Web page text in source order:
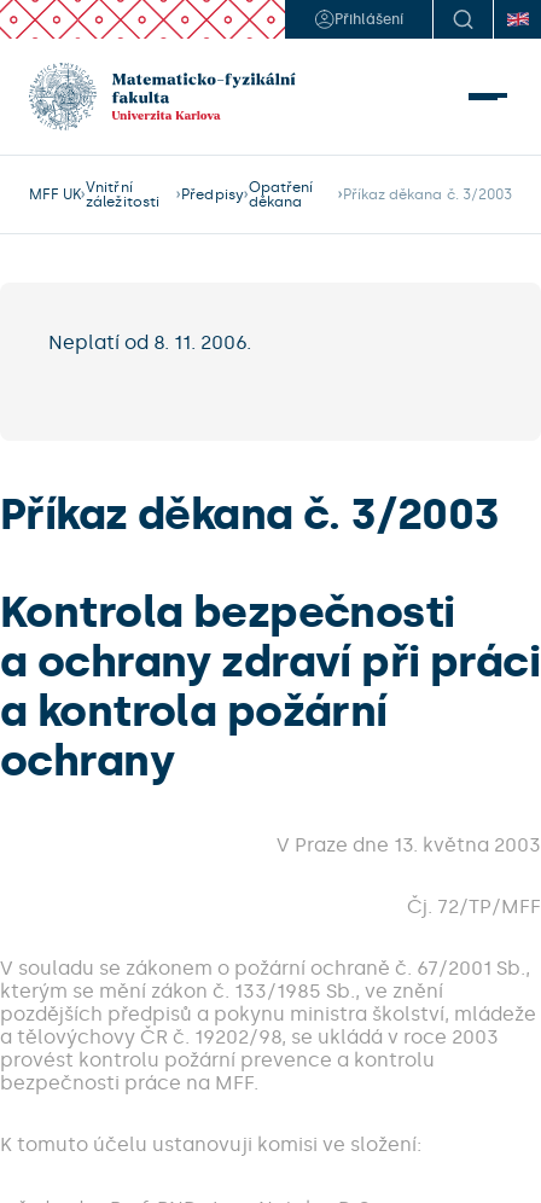
Přihlášení
MFF UK Vnitřní
záležitosti
Předpisy Opatření
děkana
Příkaz děkana č. 3/2003
Neplatí od 8. 11. 2006.
Příkaz děkana č. 3/2003
Kontrola bezpečnosti
a ochrany zdraví při práci
a kontrola požární
ochrany
V Praze dne 13. května 2003
Čj. 72/TP/MFF
V souladu se zákonem o požární ochraně č. 67/2001 Sb.,
kterým se mění zákon č. 133/1985 Sb., ve znění
pozdějších předpisů a pokynu ministra školství, mládeže
a tělovýchovy ČR č. 19202/98, se ukládá v roce 2003
provést kontrolu požární prevence a kontrolu
bezpečnosti práce na MFF.
K tomuto účelu ustanovuji komisi ve složení: